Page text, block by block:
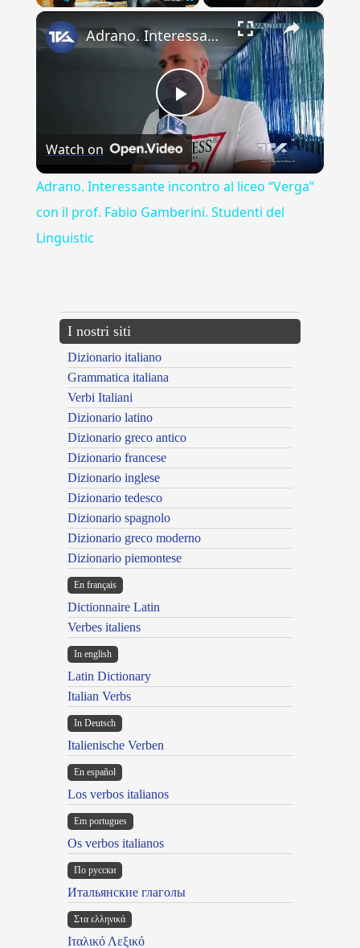
×
Play
Video
Adrano. Interessante incontro al liceo “Verga” con il prof. Fabio Gamberini. Studenti del Linguistic
Watch on
Adrano. Interessante incontro al liceo “Verga”
con il prof. Fabio Gamberini. Studenti del
Linguistic
I nostri siti
Dizionario italiano
Grammatica italiana
Verbi Italiani
Dizionario latino
Dizionario greco antico
Dizionario francese
Dizionario inglese
Dizionario tedesco
Dizionario spagnolo
Dizionario greco moderno
Dizionario piemontese
En français
Dictionnaire Latin
Verbes italiens
In english
Latin Dictionary
Italian Verbs
In Deutsch
Italienische Verben
En español
Los verbos italianos
Em portugues
Os verbos italianos
По русски
Итальянские глаголы
Στα ελληνικά
Ιταλικό Λεξικό